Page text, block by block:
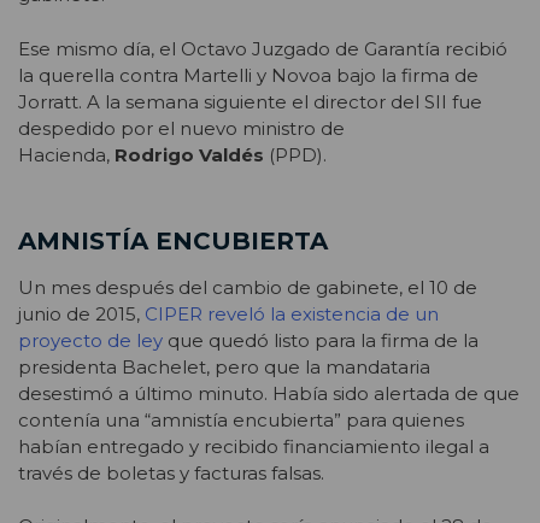
Ese mismo día, el Octavo Juzgado de Garantía recibió
la querella contra Martelli y Novoa bajo la firma de
Jorratt. A la semana siguiente el director del SII fue
despedido por el nuevo ministro de
Hacienda, Rodrigo Valdés (PPD).
AMNISTÍA ENCUBIERTA
Un mes después del cambio de gabinete, el 10 de
junio de 2015, CIPER reveló la existencia de un
proyecto de ley que quedó listo para la firma de la
presidenta Bachelet, pero que la mandataria
desestimó a último minuto. Había sido alertada de que
contenía una “amnistía encubierta” para quienes
habían entregado y recibido financiamiento ilegal a
través de boletas y facturas falsas.